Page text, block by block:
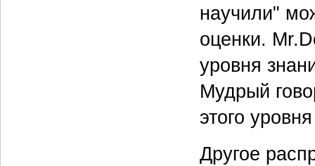
научили"
оценки.
уровня
Мудрый
этого
Другое